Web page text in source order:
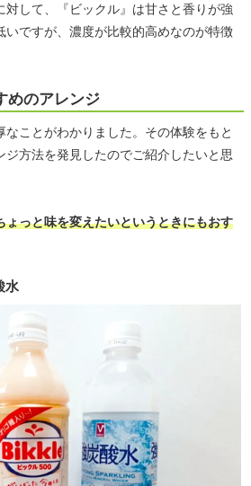
対して、『ビックル』は甘さと香りが強
いですが、濃度が比較的高めなのが特徴
めのアレンジ
なことがわかりました。その体験をもと
ジ方法を発見したのでご紹介したいと思
ょっと味を変えたいというときにもおす
水